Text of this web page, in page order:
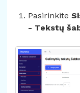
Pasirinkite
- Tekstų